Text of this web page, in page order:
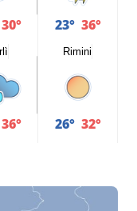
30° 23° 36°
36°
Rimini
26° 32°